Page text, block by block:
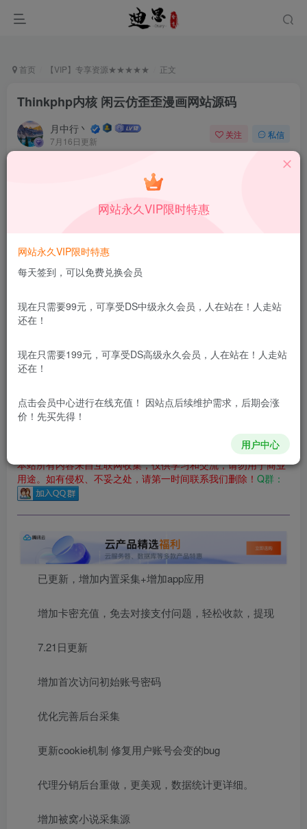
首页 【VIP】专享资源★★★★★ 正文
Thinkphp内核 闲云仿歪歪漫画网站源码
月中行丶
7月16日更新
关注 私信
Thinkphp内核 闲云仿歪歪漫画网站源码
此内容为付费资源，请付费后查看
￥19.9
DS中级会员￥9.9
本站付费资源为网络虚拟产品，由于网络资源具有极快的可复制性，
本站内容分为：登录回复下载，积分下载，RMB下载，积分下
载及登录回复下载，都为免费资源，积分只需签到就可以获
得！
本站所有内容来自互联网收集，仅供学习和交流，请勿用于商业
用途。如有侵权、不妥之处，请第一时间联系我们删除！ Q群：
已更新，增加内置采集+增加app应用
增加卡密充值，免去对接支付问题，轻松收款，提现
7.21日更新
增加首次访问初始账号密码
优化完善后台采集
更新cookie机制 修复用户账号会变的bug
代理分销后台重做，更美观，数据统计更详细。
增加被窝小说采集源
网站永久VIP限时特惠
网站永久VIP限时特惠
每天签到，可以免费兑换会员
现在只需要99元，可享受DS中级永久会员，人在站在！人走站
还在！
现在只需要199元，可享受DS高级永久会员，人在站在！人走站
还在！
点击会员中心进行在线充值！ 因站点后续维护需求，后期会涨
价！先买先得！
用户中心